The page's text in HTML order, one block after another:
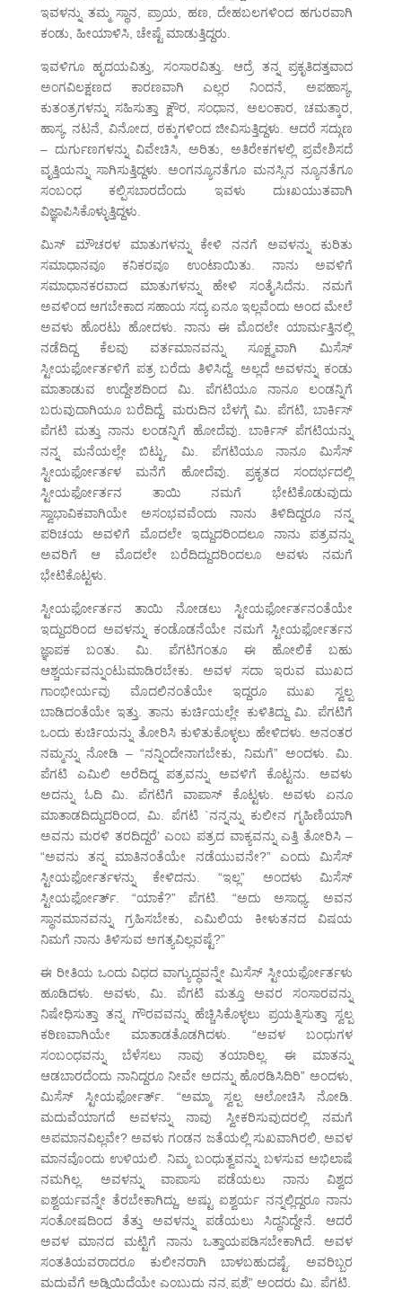
ಇವಳನ್ನು ತಮ್ಮ ಸ್ಥಾನ, ಪ್ರಾಯ, ಹಣ, ದೇಹಬಲಗಳಿಂದ ಹಗುರವಾಗಿ
ಕಂಡು, ಹೀಯಾಳಿಸಿ, ಚೇಷ್ಟೆ ಮಾಡುತ್ತಿದ್ದರು.
ಇವಳಿಗೂ ಹೃದಯವಿತ್ತು, ಸಂಸಾರವಿತ್ತು. ಆದ್ರೆ ತನ್ನ ಪ್ರಕೃತಿದತ್ತವಾದ
ಅಂಗವಿಲಕ್ಷಣದ ಕಾರಣವಾಗಿ ಎಲ್ಲರ ನಿಂದನೆ, ಅಪಹಾಸ್ಯ,
ಕುತಂತ್ರಗಳನ್ನು ಸಹಿಸುತ್ತಾ ಕ್ಷೌರ, ಸಂಧಾನ, ಅಲಂಕಾರ, ಚಮತ್ಕಾರ,
ಹಾಸ್ಯ, ನಟನೆ, ವಿನೋದ, ಠಕ್ಕುಗಳಿಂದ ಜೀವಿಸುತ್ತಿದ್ದಳು. ಆದರೆ ಸದ್ಗುಣ
– ದುರ್ಗುಣಗಳನ್ನು ವಿವೇಚಿಸಿ, ಅರಿತು, ಅತಿರೇಕಗಳಲ್ಲಿ ಪ್ರವೇಶಿಸದೆ
ವೃತ್ತಿಯನ್ನು ಸಾಗಿಸುತ್ತಿದ್ದಳು. ಅಂಗನ್ಯೂನತೆಗೂ ಮನಸ್ಸಿನ ನ್ಯೂನತೆಗೂ
ಸಂಬಂಧ ಕಲ್ಪಿಸಬಾರದೆಂದು ಇವಳು ದುಃಖಯುತವಾಗಿ
ವಿಜ್ಞಾಪಿಸಿಕೊಳ್ಳುತ್ತಿದ್ದಳು.
ಮಿಸ್ ಮೌಚರಳ ಮಾತುಗಳನ್ನು ಕೇಳಿ ನನಗೆ ಅವಳನ್ನು ಕುರಿತು
ಸಮಾಧಾನವೂ ಕನಿಕರವೂ ಉಂಟಾಯಿತು. ನಾನು ಅವಳಿಗೆ
ಸಮಾಧಾನಕರವಾದ ಮಾತುಗಳನ್ನು ಹೇಳಿ ಸಂತೈಸಿದೆನು. ನಮಗೆ
ಅವಳಿಂದ ಆಗಬೇಕಾದ ಸಹಾಯ ಸದ್ಯ ಏನೂ ಇಲ್ಲವೆಂದು ಅಂದ ಮೇಲೆ
ಅವಳು ಹೊರಟು ಹೋದಳು. ನಾನು ಈ ಮೊದಲೇ ಯಾರ್ಮತ್ತಿನಲ್ಲಿ
ನಡೆದಿದ್ದ ಕೆಲವು ವರ್ತಮಾನವನ್ನು ಸೂಕ್ಷ್ಮವಾಗಿ ಮಿಸೆಸ್
ಸ್ಟೀಯರ್ಫೋರ್ತಳಿಗೆ ಪತ್ರ ಬರೆದು ತಿಳಿಸಿದ್ದೆ. ಅಲ್ಲದೆ ಅವಳನ್ನು ಕಂಡು
ಮಾತಾಡುವ ಉದ್ದೇಶದಿಂದ ಮಿ. ಪೆಗಟಿಯೂ ನಾನೂ ಲಂಡನ್ನಿಗೆ
ಬರುವುದಾಗಿಯೂ ಬರೆದಿದ್ದೆ. ಮರುದಿನ ಬೆಳಗ್ಗೆ ಮಿ. ಪೆಗಟಿ, ಬಾರ್ಕಿಸ್
ಪೆಗಟಿ ಮತ್ತು ನಾನು ಲಂಡನ್ನಿಗೆ ಹೋದೆವು. ಬಾರ್ಕಿಸ್ ಪೆಗಟಿಯನ್ನು
ನನ್ನ ಮನೆಯಲ್ಲೇ ಬಿಟ್ಟು, ಮಿ. ಪೆಗಟಿಯೂ ನಾನೂ ಮಿಸೆಸ್
ಸ್ಟೀಯರ್ಫೋರ್ತಳ ಮನೆಗೆ ಹೋದೆವು. ಪ್ರಕೃತದ ಸಂದರ್ಭದಲ್ಲಿ
ಸ್ಟೀಯರ್ಫೋರ್ತನ ತಾಯಿ ನಮಗೆ ಭೇಟಿಕೊಡುವುದು
ಸ್ವಾಭಾವಿಕವಾಗಿಯೇ ಅಸಂಭವವೆಂದು ನಾನು ತಿಳಿದಿದ್ದರೂ ನನ್ನ
ಪರಿಚಯ ಅವಳಿಗೆ ಮೊದಲೇ ಇದ್ದುದರಿಂದಲೂ ನಾನು ಪತ್ರವನ್ನು
ಅವರಿಗೆ ಆ ಮೊದಲೇ ಬರೆದಿದ್ದುದರಿಂದಲೂ ಅವಳು ನಮಗೆ
ಭೇಟಿಕೊಟ್ಟಳು.
ಸ್ಟೀಯರ್ಫೋರ್ತನ ತಾಯಿ ನೋಡಲು ಸ್ಟೀಯರ್ಫೋರ್ತನಂತೆಯೇ
ಇದ್ದುದರಿಂದ ಅವಳನ್ನು ಕಂಡೊಡನೆಯೇ ನಮಗೆ ಸ್ಟೀಯರ್ಫೋರ್ತನ
ಜ್ಞಾಪಕ ಬಂತು. ಮಿ. ಪೆಗಟಿಗಂತೂ ಈ ಹೋಲಿಕೆ ಬಹು
ಆಶ್ಚರ್ಯವನ್ನುಂಟುಮಾಡಿರಬೇಕು. ಅವಳ ಸದಾ ಇರುವ ಮುಖದ
ಗಾಂಭೀರ್ಯವು ಮೊದಲಿನಂತೆಯೇ ಇದ್ದರೂ ಮುಖ ಸ್ವಲ್ಪ
ಬಾಡಿದಂತೆಯೇ ಇತ್ತು. ತಾನು ಕುರ್ಚಿಯಲ್ಲೇ ಕುಳಿತಿದ್ದು ಮಿ. ಪೆಗಟಿಗೆ
ಒಂದು ಕುರ್ಚಿಯನ್ನು ತೋರಿಸಿ ಕುಳಿತುಕೊಳ್ಳಲು ಹೇಳಿದಳು. ಅನಂತರ
ನಮ್ಮನ್ನು ನೋಡಿ – “ನನ್ನಿಂದೇನಾಗಬೇಕು, ನಿಮಗೆ” ಅಂದಳು. ಮಿ.
ಪೆಗಟಿ ಎಮಿಲಿ ಅರೆದಿದ್ದ ಪತ್ರವನ್ನು ಅವಳಿಗೆ ಕೊಟ್ಟನು. ಅವಳು
ಅದನ್ನು ಓದಿ ಮಿ. ಪೆಗಟಿಗೆ ವಾಪಾಸ್ ಕೊಟ್ಟಳು. ಅವಳು ಏನೂ
ಮಾತಾಡದಿದ್ದುದರಿಂದ, ಮಿ. ಪೆಗಟಿ `ನನ್ನನ್ನು ಕುಲೀನ ಗೃಹಿಣಿಯಾಗಿ
ಅವನು ಮರಳಿ ತರದಿದ್ದರೆ’ ಎಂಬ ಪತ್ರದ ವಾಕ್ಯವನ್ನು ಎತ್ತಿ ತೋರಿಸಿ –
“ಅವನು ತನ್ನ ಮಾತಿನಂತೆಯೇ ನಡೆಯುವನೇ?” ಎಂದು ಮಿಸೆಸ್
ಸ್ಟೀಯರ್ಫೋರ್ತಳನ್ನು ಕೇಳಿದನು. “ಇಲ್ಲ” ಅಂದಳು ಮಿಸೆಸ್
ಸ್ಟೀಯರ್ಫೋರ್ತ್. “ಯಾಕೆ?” ಪೆಗಟಿ. “ಅದು ಅಸಾಧ್ಯ. ಅವನ
ಸ್ಥಾನಮಾನವನ್ನು ಗ್ರಹಿಸಬೇಕು, ಎಮಿಲಿಯ ಕೀಳುತನದ ವಿಷಯ
ನಿಮಗೆ ನಾನು ತಿಳಿಸುವ ಅಗತ್ಯವಿಲ್ಲವಷ್ಟೆ?”
ಈ ರೀತಿಯ ಒಂದು ವಿಧದ ವಾಗ್ಯುದ್ಧವನ್ನೇ ಮಿಸೆಸ್ ಸ್ಟೀಯರ್ಫೋರ್ತಳು
ಹೂಡಿದಳು. ಅವಳು, ಮಿ. ಪೆಗಟಿ ಮತ್ತೂ ಅವರ ಸಂಸಾರವನ್ನು
ನಿಷೇಧಿಸುತ್ತಾ ತನ್ನ ಗೌರವವನ್ನು ಹೆಚ್ಚಿಸಿಕೊಳ್ಳಲು ಪ್ರಯತ್ನಿಸುತ್ತಾ ಸ್ವಲ್ಪ
ಕಠಿಣವಾಗಿಯೇ ಮಾತಾಡತೊಡಗಿದಳು. “ಅವಳ ಬಂಧುಗಳ
ಸಂಬಂಧವನ್ನು ಬೆಳೆಸಲು ನಾವು ತಯಾರಿಲ್ಲ. ಈ ಮಾತನ್ನು
ಆಡಬಾರದೆಂದು ನಾನಿದ್ದರೂ ನೀವೇ ಅದನ್ನು ಹೊರಡಿಸಿದಿರಿ” ಅಂದಳು,
ಮಿಸೆಸ್ ಸ್ಟೀಯರ್ಫೋರ್ತ್. “ಅಮ್ಮಾ ಸ್ವಲ್ಪ ಆಲೋಚಿಸಿ ನೋಡಿ.
ಮದುವೆಯಾಗದೆ ಅವಳನ್ನು ನಾವು ಸ್ವೀಕರಿಸುವುದರಲ್ಲಿ ನಮಗೆ
ಅಪಮಾನವಿಲ್ಲವೇ? ಅವಳು ಗಂಡನ ಜತೆಯಲ್ಲಿ ಸುಖವಾಗಿರಲಿ, ಅವಳ
ಮಾನವೊಂದು ಉಳಿಯಲಿ. ನಿಮ್ಮ ಬಂಧುತ್ವವನ್ನು ಬಳಸುವ ಅಭಿಲಾಷೆ
ನಮಗಿಲ್ಲ. ಅವಳನ್ನು ವಾಪಾಸು ಪಡೆಯಲು ನಾನು ವಿಶ್ವದ
ಐಶ್ವರ್ಯವನ್ನೇ ತೆರಬೇಕಾಗಿದ್ದು, ಅಷ್ಟು ಐಶ್ವರ್ಯ ನನ್ನಲ್ಲಿದ್ದರೂ ನಾನು
ಸಂತೋಷದಿಂದ ತೆತ್ತು ಅವಳನ್ನು ಪಡೆಯಲು ಸಿದ್ಧನಿದ್ದೇನೆ. ಆದರೆ
ಅವಳ ಮಾನದ ಮಟ್ಟಿಗೆ ನಾನು ಒತ್ತಾಯಪಡಿಸಬೇಕಾಗಿದೆ. ಅವಳ
ಸಂತತಿಯವರಾದರೂ ಕುಲೀನರಾಗಿ ಬಾಳಬಹುದಷ್ಟೆ. ಅವರಿಬ್ಬರ
ಮದುವೆಗೆ ಅಡ್ಡಿಯಿದೆಯೇ ಎಂಬುದು ನನ್ನ ಪ್ರಶ್ನೆ” ಅಂದರು ಮಿ. ಪೆಗಟಿ.